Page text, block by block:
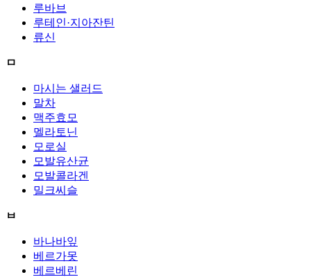
루바브
루테인·지아잔틴
류신
ㅁ
마시는 샐러드
말차
맥주효모
멜라토닌
모로실
모발유산균
모발콜라겐
밀크씨슬
ㅂ
바나바잎
베르가못
베르베린